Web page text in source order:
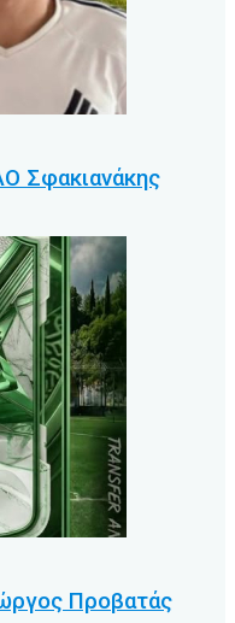
Σφακιανάκης
Προβατάς